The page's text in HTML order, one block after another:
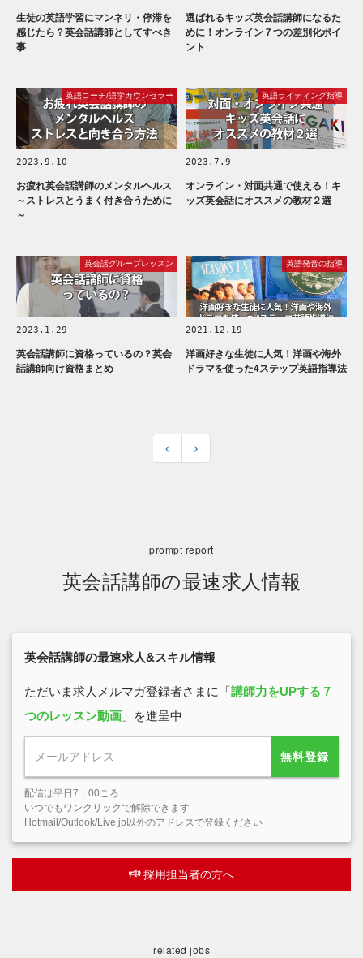
生徒の英語学習にマンネリ・停滞を
感じたら？英会話講師としてすべき
事
選ばれるキッズ英会話講師になるた
めに！オンライン７つの差別化ポイ
ント
英語コーチ/語学カウンセラー
2023.9.10
お疲れ英会話講師のメンタルヘルス
～ストレスとうまく付き合うために
～
英語ライティング指導
2023.7.9
オンライン・対面共通で使える！キ
ッズ英会話にオススメの教材２選
英会話グループレッスン
2023.1.29
英会話講師に資格っているの？英会
話講師向け資格まとめ
英語発音の指導
2021.12.19
洋画好きな生徒に人気！洋画や海外
ドラマを使った4ステップ英語指導法
英会話講師の最速求人情報
英会話講師の最速求人&スキル情報
ただいま求人メルマガ登録者さまに「講師力をUPする７
つのレッスン動画 」を進呈中
無料登録
配信は平日7：00ころ
いつでもワンクリックで解除できます
Hotmail/Outlook/Live.jp以外のアドレスで登録ください
採用担当者の方へ